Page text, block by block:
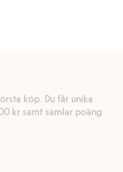
medlem.
betalningssätt.
köp. Du får unika
kr samt samlar poäng